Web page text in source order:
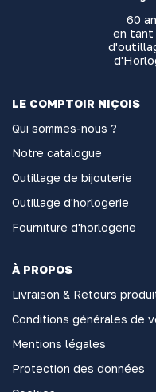
60
en tant
LE COMPTOIR NIÇOIS
Qui sommes-nous ?
Notre catalogue
Outillage de bijouterie
Outillage d'horlogerie
Fourniture d'horlogerie
À PROPOS
Livraison & Retours
Conditions générales de
Mentions légales
Protection des données